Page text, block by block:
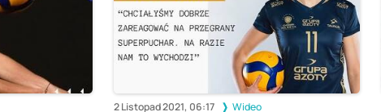
2 Listopad 2021, 06:17 Wideo